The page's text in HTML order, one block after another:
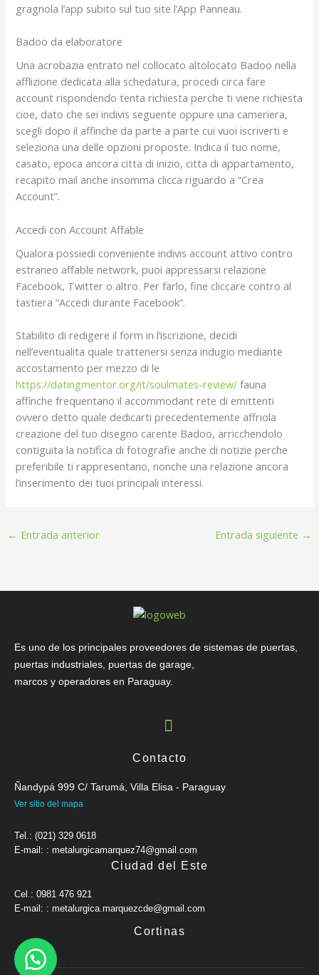
gragnola l’app subito sul tuo site l’App Panneau.
Badoo da elaboratore
Una acrobazia entrato nel collocato altolocato Badoo nella
afflizione dedicata alla schedatura, procedi circa fare
account rispondendo tenta richiesta perche ti viene richiesta
cioe, dato che sei indivis seguente oppure una cameriera,
scegli dopo il affinche da parte a parte cui vuoi iscriverti e
seleziona una delle opzioni proposte. Indica il tuo nome,
casato, epoca ancora citta di inizio, citta di appartamento,
recapito mail anche insomma clicca riguardo a “Crea
Account”.
Accedi con Account Affable
Qualora possiedi conveniente indivis account attivo contro
estraneo affable network, puoi appressarsi relazione
Facebook, Twitter o altro. Per farlo, fine cliccare contro al
tastiera “Accedi durante Facebook”.
Stabilito di redigere il form in l’iscrizione, decidi
nell’eventualita quale trattenersi senza indugio mediante
accostamento per mezzo di le
https://datingmentor.org/it/soulmates-review/ fauna
affinche frequentano il accommodant rete di emittenti
ovvero detto quale dedicarti precedentemente affriola
creazione del tuo disegno carente Badoo, arricchendolo
contiguita la notifica di fotografie anche di notizie perche
preferibile ti rappresentano, nonche una relazione ancora
l’inserimento dei tuoi principali interessi.
← Entrada anterior Entrada siguiente →
Es uno de los principales proveedores de sistemas de puertas,
puertas industriales, puertas de garage,
marcos y operadores en Paraguay.
Contacto
Ñandypá 999 C/ Tarumá, Villa Elisa - Paraguay
Ver sitio del mapa
Tel.: (021) 329 0618
E-mail: : metalurgicamarquez74@gmail.com
Ciudad del Este
Cel.: 0981 476 921
E-mail: : metalurgica.marquezcde@gmail.com
Cortinas